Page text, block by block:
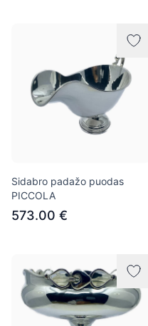
Sidabro padažo puodas
PICCOLA
573.00 €